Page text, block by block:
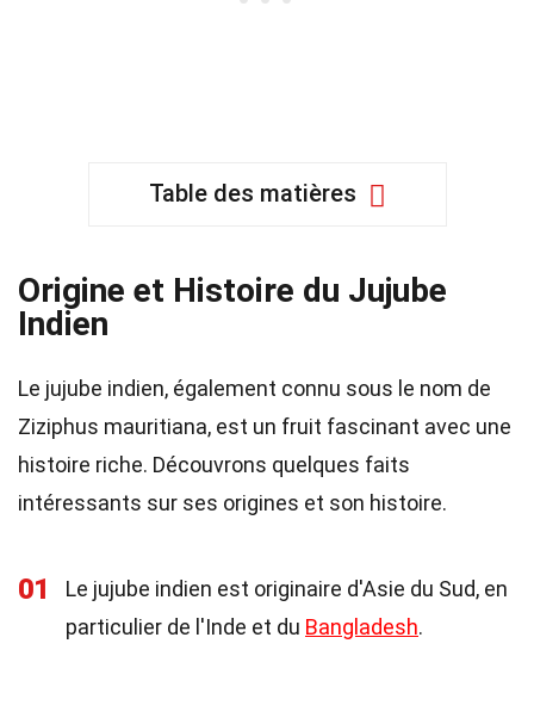
Table des matières
Origine et Histoire du Jujube
Indien
Le jujube indien, également connu sous le nom de
Ziziphus mauritiana, est un fruit fascinant avec une
histoire riche. Découvrons quelques faits
intéressants sur ses origines et son histoire.
01
Le jujube indien est originaire d'Asie du Sud, en
particulier de l'Inde et du Bangladesh.